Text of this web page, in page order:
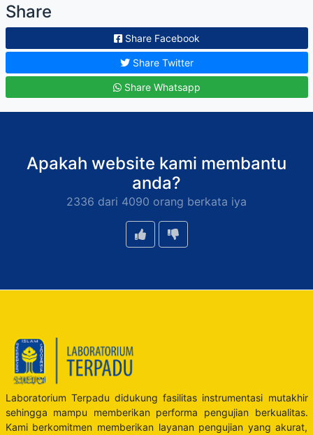
Share
Share Facebook
Share Twitter
Share Whatsapp
Apakah website kami membantu
anda?
2336 dari 4090 orang berkata iya
Laboratorium Terpadu didukung fasilitas instrumentasi mutakhir
sehingga mampu memberikan performa pengujian berkualitas.
Kami berkomitmen memberikan layanan pengujian yang akurat,